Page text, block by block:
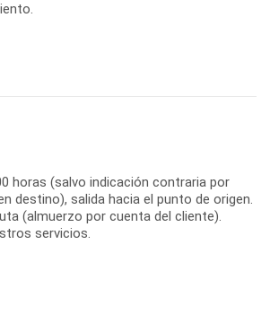
horas (salvo indicación contraria por
destino), salida hacia el punto de origen.
(almuerzo por cuenta del cliente).